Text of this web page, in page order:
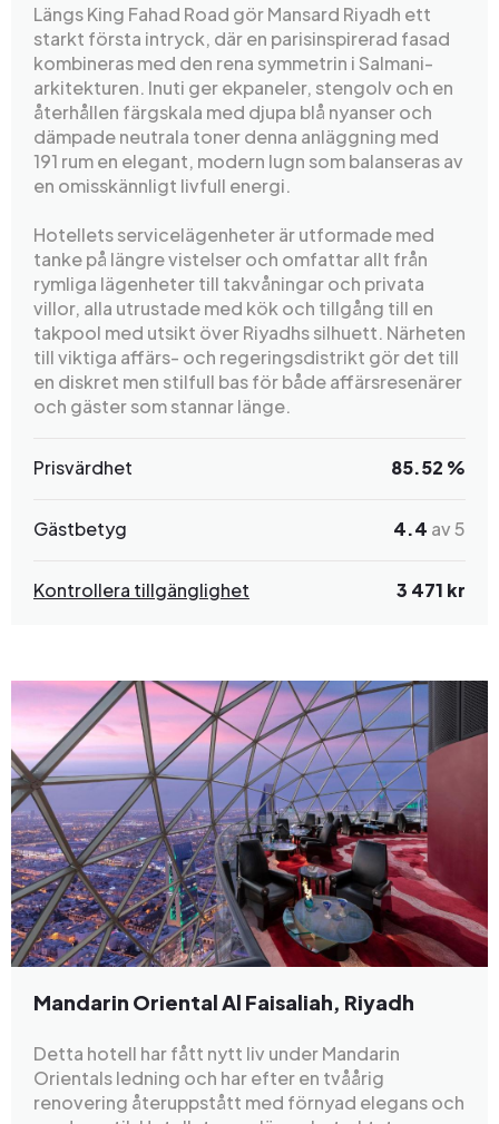
Längs King Fahad Road gör Mansard Riyadh ett
starkt första intryck, där en parisinspirerad fasad
kombineras med den rena symmetrin i Salmani-
arkitekturen. Inuti ger ekpaneler, stengolv och en
återhållen färgskala med djupa blå nyanser och
dämpade neutrala toner denna anläggning med
191 rum en elegant, modern lugn som balanseras av
en omisskännligt livfull energi.
Hotellets servicelägenheter är utformade med
tanke på längre vistelser och omfattar allt från
rymliga lägenheter till takvåningar och privata
villor, alla utrustade med kök och tillgång till en
takpool med utsikt över Riyadhs silhuett. Närheten
till viktiga affärs- och regeringsdistrikt gör det till
en diskret men stilfull bas för både affärsresenärer
och gäster som stannar länge.
Prisvärdhet 85.52 %
Gästbetyg 4.4 av 5
Kontrollera tillgänglighet 3 471 kr
Mandarin Oriental Al Faisaliah, Riyadh
Detta hotell har fått nytt liv under Mandarin
Orientals ledning och har efter en tvåårig
renovering återuppstått med förnyad elegans och